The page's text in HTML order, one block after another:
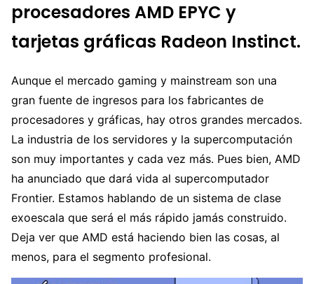
procesadores AMD EPYC y
tarjetas gráficas Radeon Instinct.
Aunque el mercado gaming y mainstream son una
gran fuente de ingresos para los fabricantes de
procesadores y gráficas, hay otros grandes mercados.
La industria de los servidores y la supercomputación
son muy importantes y cada vez más. Pues bien, AMD
ha anunciado que dará vida al supercomputador
Frontier. Estamos hablando de un sistema de clase
exoescala que será el más rápido jamás construido.
Deja ver que AMD está haciendo bien las cosas, al
menos, para el segmento profesional.